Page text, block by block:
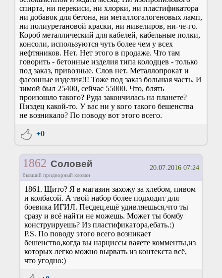
спирта, ни перекиси, ни хлорки, ни пластификатора
ни добавок для бетона, ни металлогалогеновых ламп,
ни полиуретановой краски, ни нивелиров, ни-че-го.
Короб металлический для кабелей, кабельные полки,
консоли, используются чуть более чем у всех
нефтяников. Нет. Нет этого в продаже. Что там
говорить - бетонные изделия типа колодцев - только
под заказ, привозные. Слов нет. Металлопрокат и
фасонные изделия!!! Тоже под заказ большая часть. И
зимой был 25400, сейчас 55000. Что, блять
произошло такого? Руда закончилась на планете?
Пиздец какой-то. У вас ни у кого такого бешенства
не возникало? По поводу вот этого всего.
+0
1862 Соловей
бывший придворный клован
20.07.2016 07:24
1861. Щито? Я в магазин захожу за хлебом, пивом
и колбасой. А твой набор более подходит для
боевика ИГИЛ. Песдец,ещё удивляешься,что ты
сразу и всё найти не можешь. Может ты бомбу
конструируешь? Из пластификатора,ебать.:)
P.S. По поводу этого всего возникает
бешенство,когда вы нарциссы ваяете комменты,из
которых легко можно вырвать из контекста всё,
что угодно:)